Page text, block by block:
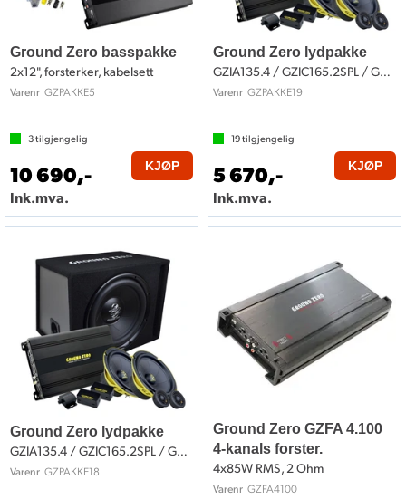
Ground Zero basspakke
2x12", forsterker, kabelsett
Varenr GZPAKKE5
3tilgjengelig
10 690,-
Ink.mva.
KJØP
Ground Zero lydpakke
GZIA135.4 / GZIC165.2SPL / GZIB 25BR
Varenr GZPAKKE19
19tilgjengelig
5 670,-
Ink.mva.
KJØP
Ground Zero lydpakke
GZIA135.4 / GZIC165.2SPL / GZIB 30BR
Varenr GZPAKKE18
Ground Zero GZFA 4.100
4-kanals forster.
4x85W RMS, 2 Ohm
Varenr GZFA4100